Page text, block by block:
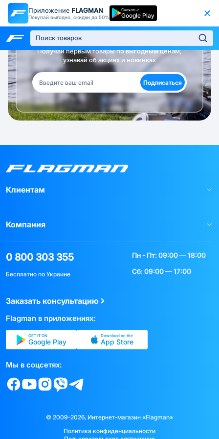
Приложение FLAGMAN
Покупай выгодно, скидки до 50%
Скачать с
Google Play
Будь в курсе!
Получай первым товары по выгодным ценам,
узнавай об акциях и новинках
Подписаться
Клиентам
Компания
0 800 303 355
Бесплатно по Украине
Пн - Пт: 09:00 — 18:00
Сб: 09:00 — 17:00
Заказать консультацию
Flagman в приложениях:
GET IT ON
Google Play
Download on the
App Store
Мы в соцсетях:
© 2009–2026, Интернет-магазин «Flagman»
Политика конфиденциальности